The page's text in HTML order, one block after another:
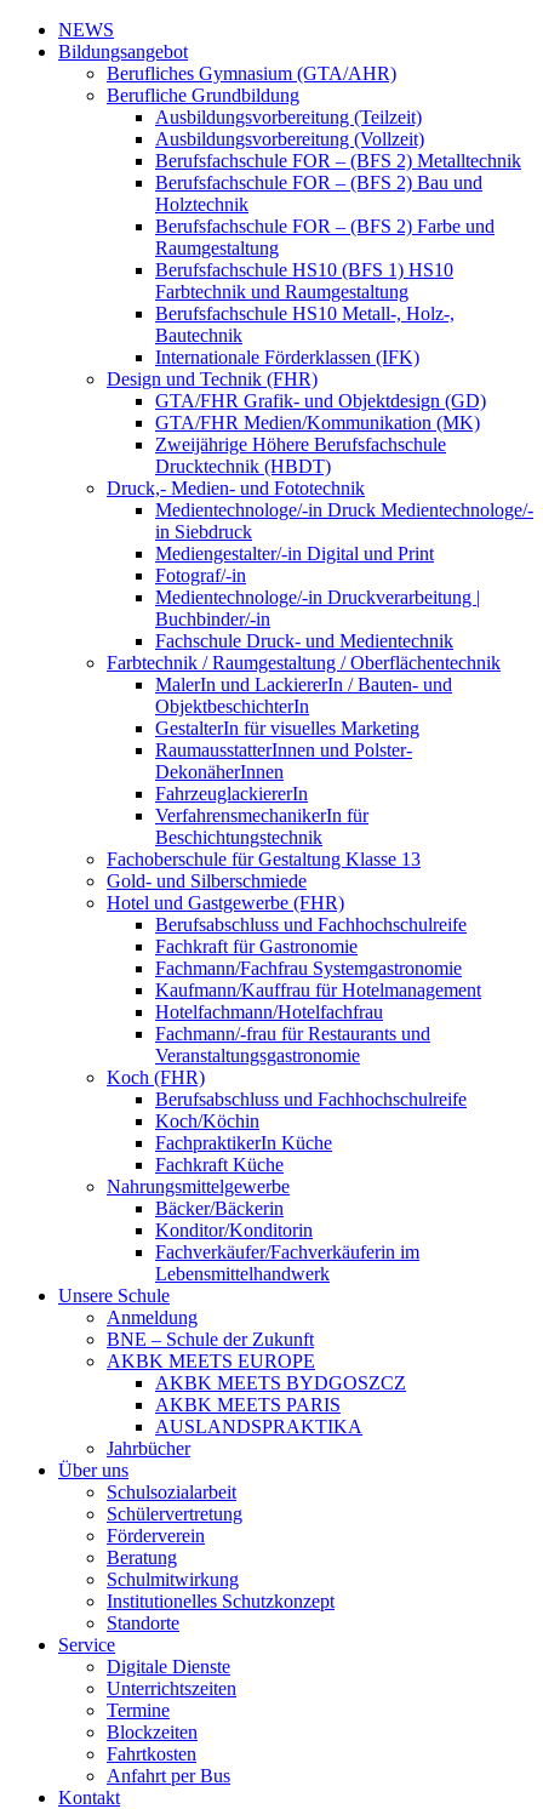
NEWS
Bildungsangebot
Berufliches Gymnasium (GTA/AHR)
Berufliche Grundbildung
Ausbildungsvorbereitung (Teilzeit)
Ausbildungsvorbereitung (Vollzeit)
Berufsfachschule FOR – (BFS 2) Metalltechnik
Berufsfachschule FOR – (BFS 2) Bau und
Holztechnik
Berufsfachschule FOR – (BFS 2) Farbe und
Raumgestaltung
Berufsfachschule HS10 (BFS 1) HS10
Farbtechnik und Raumgestaltung
Berufsfachschule HS10 Metall-, Holz-,
Bautechnik
Internationale Förderklassen (IFK)
Design und Technik (FHR)
GTA/FHR Grafik- und Objektdesign (GD)
GTA/FHR Medien/Kommunikation (MK)
Zweijährige Höhere Berufsfachschule
Drucktechnik (HBDT)
Druck,- Medien- und Fototechnik
Medientechnologe/-in Druck Medientechnologe/-
in Siebdruck
Mediengestalter/-in Digital und Print
Fotograf/-in
Medientechnologe/-in Druckverarbeitung |
Buchbinder/-in
Fachschule Druck- und Medientechnik
Farbtechnik / Raumgestaltung / Oberflächentechnik
MalerIn und LackiererIn / Bauten- und
ObjektbeschichterIn
GestalterIn für visuelles Marketing
RaumausstatterInnen und Polster-
DekonäherInnen
FahrzeuglackiererIn
VerfahrensmechanikerIn für
Beschichtungstechnik
Fachoberschule für Gestaltung Klasse 13
Gold- und Silberschmiede
Hotel und Gastgewerbe (FHR)
Berufsabschluss und Fachhochschulreife
Fachkraft für Gastronomie
Fachmann/Fachfrau Systemgastronomie
Kaufmann/Kauffrau für Hotelmanagement
Hotelfachmann/Hotelfachfrau
Fachmann/-frau für Restaurants und
Veranstaltungsgastronomie
Koch (FHR)
Berufsabschluss und Fachhochschulreife
Koch/Köchin
FachpraktikerIn Küche
Fachkraft Küche
Nahrungsmittelgewerbe
Bäcker/Bäckerin
Konditor/Konditorin
Fachverkäufer/Fachverkäuferin im
Lebensmittelhandwerk
Unsere Schule
Anmeldung
BNE – Schule der Zukunft
AKBK MEETS EUROPE
AKBK MEETS BYDGOSZCZ
AKBK MEETS PARIS
AUSLANDSPRAKTIKA
Jahrbücher
Über uns
Schulsozialarbeit
Schülervertretung
Förderverein
Beratung
Schulmitwirkung
Institutionelles Schutzkonzept
Standorte
Service
Digitale Dienste
Unterrichtszeiten
Termine
Blockzeiten
Fahrtkosten
Anfahrt per Bus
Kontakt